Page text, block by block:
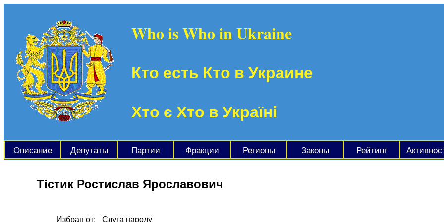
Who is Who in Ukraine
Кто есть Кто в Украине
Хто є Хто в Україні
Описание Депутаты Партии Фракции Регионы Законы Рейтинг
Тістик Ростислав Ярославович
Избран от:
Слуга народу